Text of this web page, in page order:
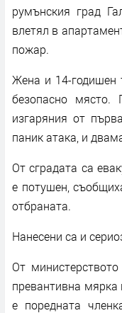
румънския град
влетял в
пожар.
Жена и 14-годишен
безопасно място.
изгаряния от
паник атака, и
От сградата са
е потушен,
отбраната.
Нанесени са и
От
превантивна мярка
е поредната